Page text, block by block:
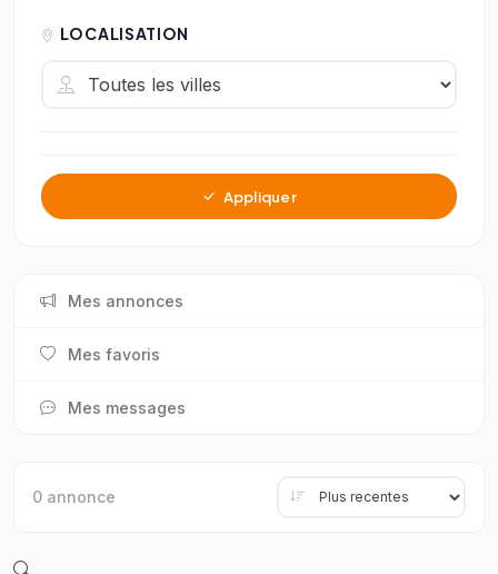
LOCALISATION
Appliquer
Mes annonces
Mes favoris
Mes messages
0 annonce